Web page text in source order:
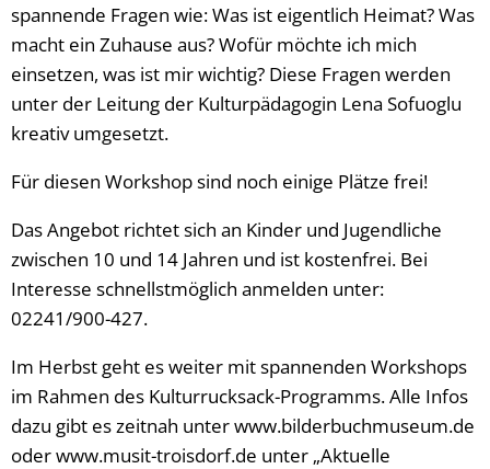
spannende Fragen wie: Was ist eigentlich Heimat? Was
macht ein Zuhause aus? Wofür möchte ich mich
einsetzen, was ist mir wichtig? Diese Fragen werden
unter der Leitung der Kulturpädagogin Lena Sofuoglu
kreativ umgesetzt.
Für diesen Workshop sind noch einige Plätze frei!
Das Angebot richtet sich an Kinder und Jugendliche
zwischen 10 und 14 Jahren und ist kostenfrei. Bei
Interesse schnellstmöglich anmelden unter:
02241/900-427.
Im Herbst geht es weiter mit spannenden Workshops
im Rahmen des Kulturrucksack-Programms. Alle Infos
dazu gibt es zeitnah unter www.bilderbuchmuseum.de
oder www.musit-troisdorf.de unter „Aktuelle